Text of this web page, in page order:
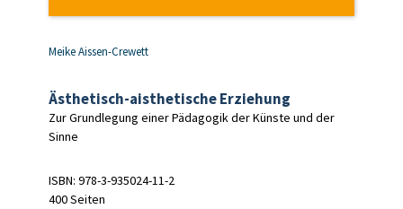
Meike Aissen-Crewett
Ästhetisch-aisthetische Erziehung
Zur Grundlegung einer Pädagogik der Künste und der
Sinne
ISBN: 978-3-935024-11-2
400 Seiten